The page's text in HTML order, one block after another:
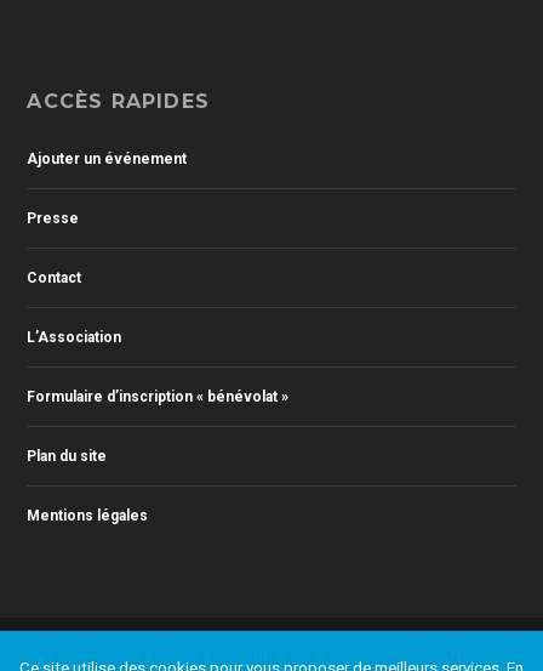
ACCÈS RAPIDES
Ajouter un événement
Presse
Contact
L’Association
Formulaire d’inscription « bénévolat »
Plan du site
Mentions légales